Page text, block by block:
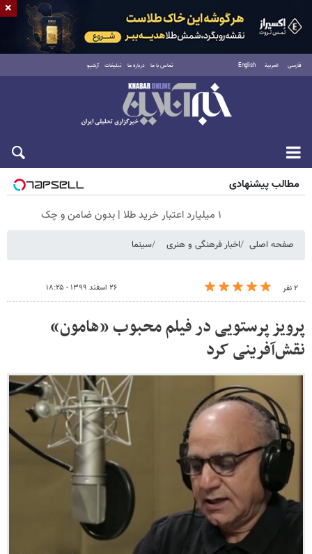
فارسی العربية English تماس با ما درباره ما تبلیغات آرشیو
جمعه ۱۶ مرداد ۱۴۰۵
مطالب پیشنهادی
۱ میلیارد اعتبار خرید طلا | بدون ضامن و چک
صفحه اصلی اخبار فرهنگی و هنری سینما
۲ نفر ۲۶ اسفند ۱۳۹۹ - ۱۸:۲۵
پرویز پرستویی در فیلم محبوب «هامون»
نقش‌آفرینی کرد
×